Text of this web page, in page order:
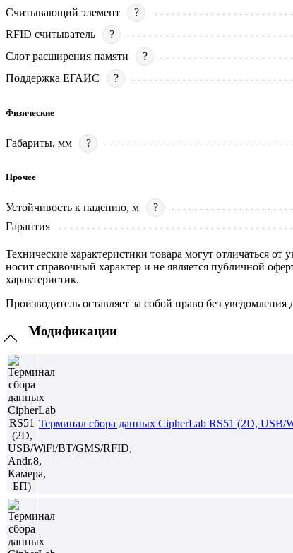
Считывающий элемент
?
RFID считыватель
?
Слот расширения памяти
?
Поддержка ЕГАИС
?
Физические
Габариты, мм ?
Прочее
Устойчивость к падению, м
?
Гарантия
Технические характеристики товара могут отличаться
носит справочный характер и не является публичной
характеристик.
Производитель оставляет за собой право без
Модификации
Терминал сбора данных CipherLab RS51 (2D,